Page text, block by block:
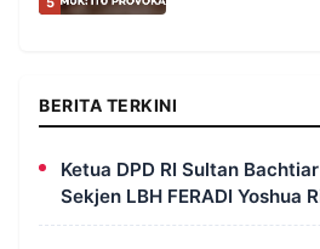
BERITA TERKINI
Ketua DPD RI Sultan
Sekjen LBH FERADI Yoshua
Geopolitik dan Supremasi